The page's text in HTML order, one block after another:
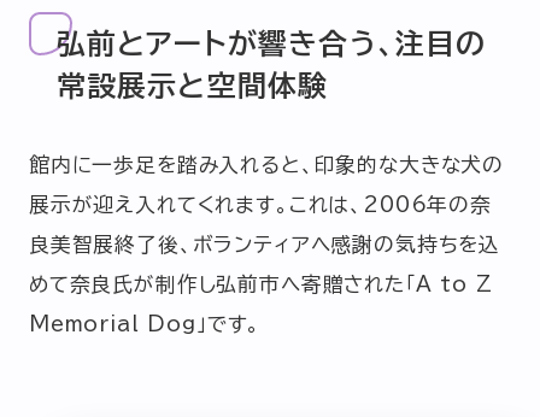
弘前とアートが響き合う、注目の
常設展示と空間体験
館内に一歩足を踏み入れると、印象的な大きな犬の
展示が迎え入れてくれます。これは、2006年の奈
良美智展終了後、ボランティアへ感謝の気持ちを込
めて奈良氏が制作し弘前市へ寄贈された「A to Z
Memorial Dog」です。